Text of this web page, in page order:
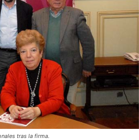
tras la firma.